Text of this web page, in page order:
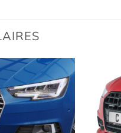
Ajouter
à la
wishlist